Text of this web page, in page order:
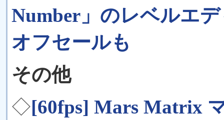
Number」のレベルエ
オフセールも
その他
◇[60fps] Mars Matrix